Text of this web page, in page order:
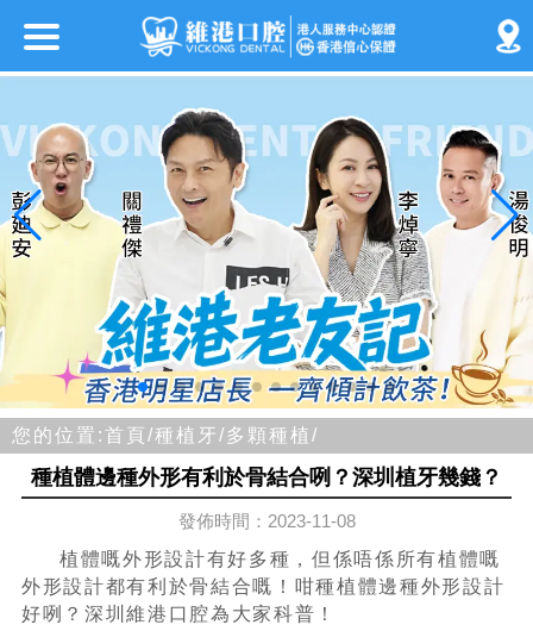
您的位置:首頁/種植牙/ 多顆種植/
種植體邊種外形有利於骨結合咧？深圳植牙幾錢？
發佈時間：2023-11-08
植體嘅外形設計有好多種，但係唔係所有植體嘅
外形設計都有利於骨結合嘅！咁種植體邊種外形設計
好咧？深圳維港口腔為大家科普！